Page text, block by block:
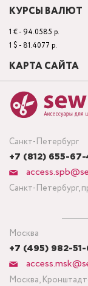
Санкт-Петербург
+7 (812) 655-67-
Санкт-Петербург,
Москва
+7 (495) 982-51-
Москва,
КУРСЫ ВАЛЮТ
1 € - 94.0585 р.
1 $ - 81.4077 р.
КАРТА САЙТА